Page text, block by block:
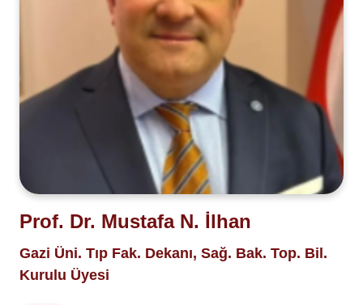
Prof. Dr. Mustafa N. İlhan
Gazi Üni. Tıp Fak. Dekanı, Sağ. Bak. Top. Bil.
Kurulu Üyesi